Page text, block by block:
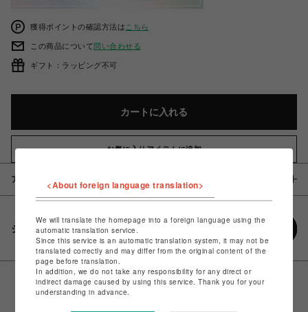
獲得ポイントの確認方法は こちら
この商品について問い合わせる
ギフト：ラッピング不可
カートに入れる
お気に入りアイテムに追加
アイテム説明 / 素材
シェアする
<About foreign language translation>
We will translate the homepage into a foreign language using the
automatic translation service.
Since this service is an automatic translation system, it may not be
translated correctly and may differ from the original content of the
page before translation.
In addition, we do not take any responsibility for any direct or
indirect damage caused by using this service. Thank you for your
understanding in advance.